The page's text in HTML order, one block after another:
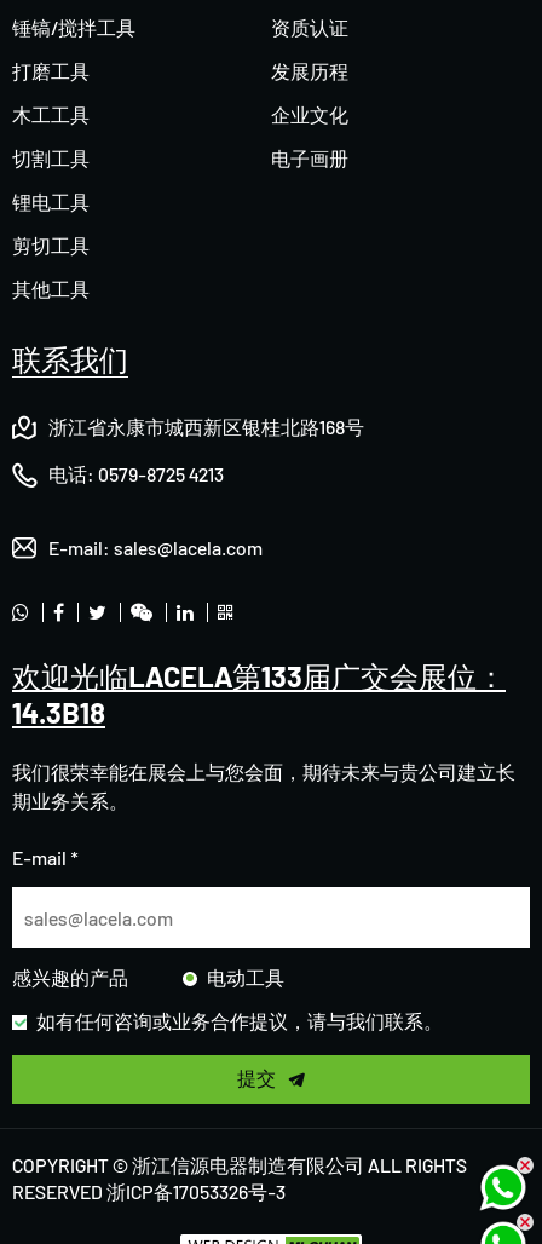
锤镐/搅拌工具
打磨工具
木工工具
切割工具
锂电工具
剪切工具
其他工具
资质认证
发展历程
企业文化
电子画册
联系我们
浙江省永康市城西新区银桂北路168号
电话: 0579-8725 4213
E-mail: sales@lacela.com
欢迎光临LACELA第133届广交会展位：
14.3B18
我们很荣幸能在展会上与您会面，期待未来与贵公司建立长
期业务关系。
E-mail *
感兴趣的产品
电动工具
如有任何咨询或业务合作提议，请与我们联系。
提交
COPYRIGHT © 浙江信源电器制造有限公司 ALL RIGHTS
RESERVED 浙ICP备17053326号-3